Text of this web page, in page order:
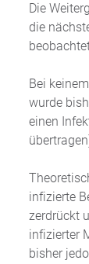
Die
die
Bei
wurde
einen
infizierte
zerdrückt
infizierter
bisher